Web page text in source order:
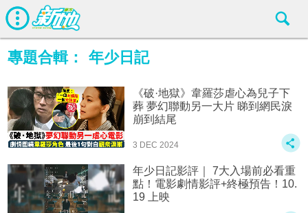
專題合輯： 年少日記
《破·地獄》韋羅莎虐心為兒子下
葬 夢幻聯動另一大片 睇到網民淚
崩到結尾
3 DEC 2024
年少日記影評｜ 7大入場前必看重
點！電影劇情影評+終極預告！10.
19 上映